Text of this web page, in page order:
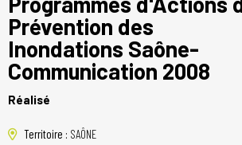
Prévention des
Inondations Saône-
Communication 2008
Réalisé
Territoire : SAÔNE